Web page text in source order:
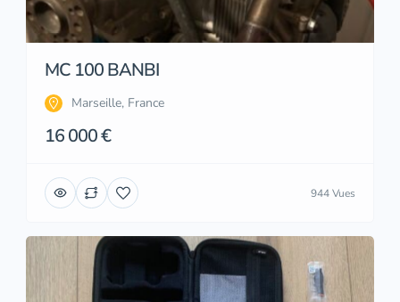
MC 100 BANBI
Marseille, France
16 000 €
944 Vues